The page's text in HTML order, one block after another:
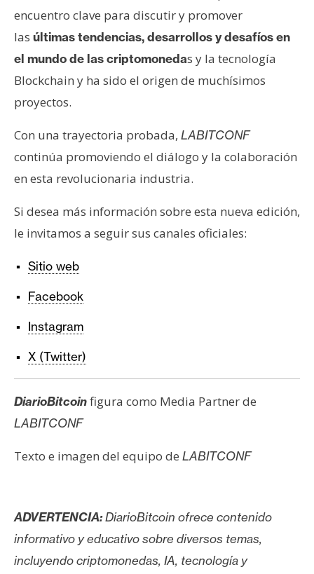
encuentro clave para discutir y promover
las últimas tendencias, desarrollos y desafíos en
el mundo de las criptomonedas y la tecnología
Blockchain y ha sido el origen de muchísimos
proyectos.
Con una trayectoria probada, LABITCONF
continúa promoviendo el diálogo y la colaboración
en esta revolucionaria industria.
Si desea más información sobre esta nueva edición,
le invitamos a seguir sus canales oficiales:
Sitio web
Facebook
Instagram
X (Twitter)
DiarioBitcoinfigura como Media Partner de
LABITCONF
Texto e imagen del equipo de LABITCONF
ADVERTENCIA:DiarioBitcoin ofrece contenido
informativo y educativo sobre diversos temas,
incluyendo criptomonedas, IA, tecnología y